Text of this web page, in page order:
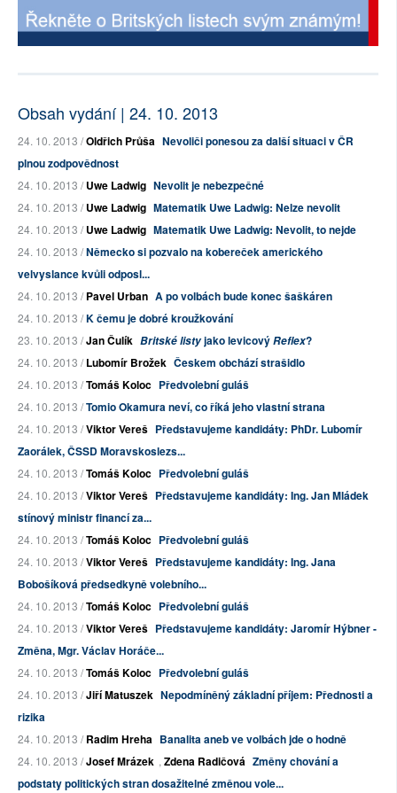
Obsah vydání | 24. 10. 2013
24. 10. 2013 /Oldřich Průša Nevoliči ponesou za další situaci v ČR
plnou zodpovědnost
24. 10. 2013 /Uwe Ladwig Nevolit je nebezpečné
24. 10. 2013 /Uwe Ladwig Matematik Uwe Ladwig: Nelze nevolit
24. 10. 2013 /Uwe Ladwig Matematik Uwe Ladwig: Nevolit, to nejde
24. 10. 2013 /Německo si pozvalo na kobereček amerického
velvyslance kvůli odposl...
24. 10. 2013 /Pavel Urban A po volbách bude konec šaškáren
24. 10. 2013 /K čemu je dobré kroužkování
23. 10. 2013 /Jan Čulík Britské listyjako levicovýReflex?
24. 10. 2013 /Lubomír Brožek Českem obchází strašidlo
24. 10. 2013 /Tomáš Koloc Předvolební guláš
24. 10. 2013 /Tomio Okamura neví, co říká jeho vlastní strana
24. 10. 2013 /Viktor Vereš Představujeme kandidáty: PhDr. Lubomír
Zaorálek, ČSSD Moravskoslezs...
24. 10. 2013 /Tomáš Koloc Předvolební guláš
24. 10. 2013 /Viktor Vereš Představujeme kandidáty: Ing. Jan Mládek
stínový ministr financí za...
24. 10. 2013 /Tomáš Koloc Předvolební guláš
24. 10. 2013 /Viktor Vereš Představujeme kandidáty: Ing. Jana
Bobošíková předsedkyně volebního...
24. 10. 2013 /Tomáš Koloc Předvolební guláš
24. 10. 2013 /Viktor Vereš Představujeme kandidáty: Jaromír Hýbner -
Změna, Mgr. Václav Horáče...
24. 10. 2013 /Tomáš Koloc Předvolební guláš
24. 10. 2013 /Jiří Matuszek Nepodmíněný základní příjem: Přednosti a
rizika
24. 10. 2013 /Radim Hreha Banalita aneb ve volbách jde o hodně
24. 10. 2013 /Josef Mrázek , Zdena Radičová Změny chování a
podstaty politických stran dosažitelné změnou vole...